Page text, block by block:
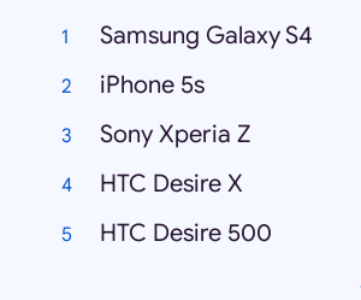
Samsung Galaxy S4
iPhone 5s
Sony Xperia Z
HTC Desire X
HTC Desire 500